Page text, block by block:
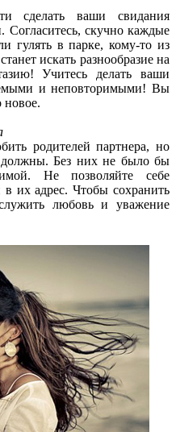
сделать ваши свидания
скучно каждые
гулять в парке, кому-то из
искать разнообразие на
Учитесь делать ваши
и неповторимыми! Вы
новое.
родителей партнера, но
Без них не было бы
Не позволяйте себе
их адрес. Чтобы сохранить
любовь и уважение